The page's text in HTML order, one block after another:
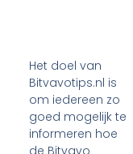
Het doel van
Bitvavotips.nl is
om iedereen zo
goed mogelijk te
informeren hoe